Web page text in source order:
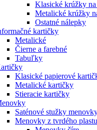
Klasické krúžky
Metalické krúžky
Ostatné nálepky
kartičky
Metalické
Čierne a farebné
Tabuľky
Klasické papierové
Metalické kartičky
Stieracie kartičky
Saténové stužky
Menovky z tvrdého plastu